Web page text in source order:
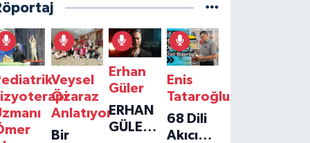
Veysel
Özaraz
Anlatıyor
Bir
Erhan
Güler
ERHAN
GÜLER'IN
Enis
Tataroğlu
68 Dili
Akıcı